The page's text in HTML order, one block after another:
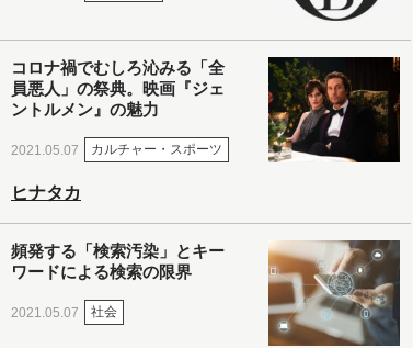
コロナ禍でむしろ沁みる「全
員悪人」の祭典。映画『ジェ
ントルメン』の魅力
2021.05.07 カルチャー・スポーツ
ヒナタカ
頻発する「検索汚染」とキー
ワードによる検索の限界
2021.05.07 社会